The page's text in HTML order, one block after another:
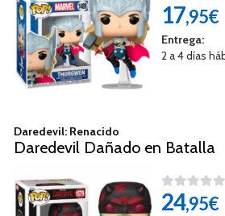
17,95€
Entrega:
2 a 4 días
Daredevil: Renacido
Daredevil Dañado en Batalla
24,95€